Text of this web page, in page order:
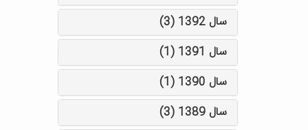
سال 1392 (3)
سال 1391 (1)
سال 1390 (1)
سال 1389 (3)